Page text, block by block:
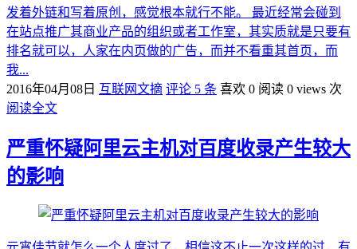
发着外链和写着原创，感觉根本就行不能。 最近经常会碰到
在站点推广其商业产品的组织或者工作室，其实质就是只要有
排名就可以，人家在内页做的广告，而并不看重其首页，而
我...
2016年04月08日 互联网文摘 评论 5 条 喜欢 0 阅读 0 views 次
阅读全文
严重怀疑阿里云主机对百度收录产生较大
的影响